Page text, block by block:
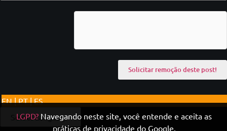
EN | PT | ES
LGPD? Navegando neste site, você entende e aceita as
práticas de privacidade do Google.